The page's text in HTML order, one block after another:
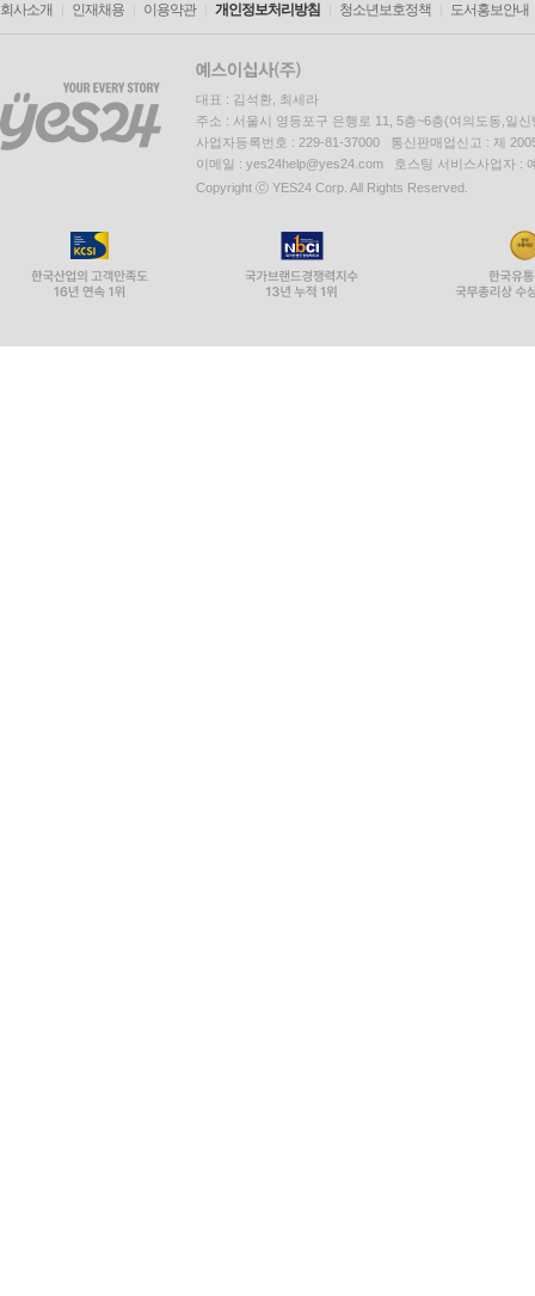
알아두기·제미나이에서 음악 생성하기
11 영상 순서와 길이를 마음대로! 캡컷(Capcut) 알
영상 편집 핵심 구성
영상 관리 메뉴
영상 편집 기능
12 홍보 음악이 있는 숏폼 영상 만들기
챗GPT로 음악과 영상 구성하기
홍보 음악 생성하기
회사소개 인재채용 이용약관 개인정보처리방침 청소년보호정책 도서홍보안내
대표 : 김석환, 최세라
주소 : 서울시 영등포구 은행로 11, 5층~6층(여의도동,일신
사업자등록번호 : 229-81-37000 통신판매업신고 : 제
이메일 : yes24help@yes24.com 호스팅 서비스사업자 :
Copyright ⓒ YES24 Corp. All Rights Reserved.